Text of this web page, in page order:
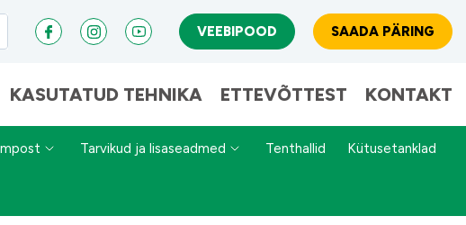
VEEBIPOOD SAADA PÄRING
KASUTATUD TEHNIKA ETTEVÕTTEST KONTAKT
Tarvikud ja lisaseadmed Tenthallid Kütusetanklad